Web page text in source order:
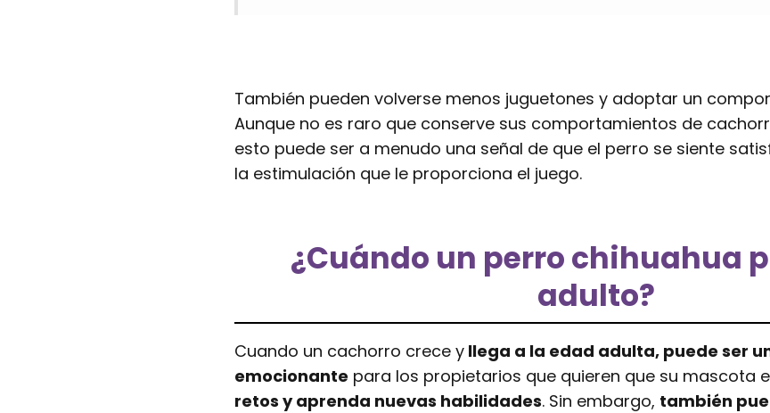
También pueden volverse menos juguetones y adoptar un
Aunque no es raro que conserve sus comportamientos de
esto puede ser a menudo una señal de que el perro se siente
la estimulación que le proporciona el juego.
¿Cuándo un perro chihuahua
adulto?
Cuando un cachorro crece y llega a la edad adulta, puede ser
emocionante para los propietarios que quieren que su mascota
retos y aprenda nuevas habilidades. Sin embargo, también